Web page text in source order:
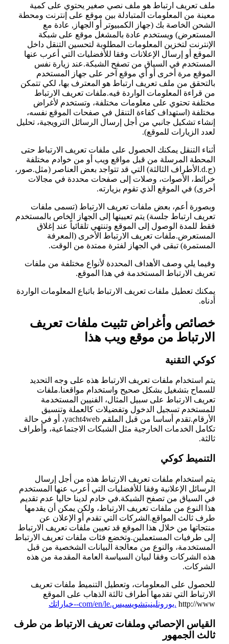
ملف تعريف ارتباط هو ملف نصي صغير يحتوي على كمية
معينة من المعلومات المتبادلة بين موقع على إنترنت ومحطة
الشحن الخاصة بك (جهاز الكمبيوتر أو الجهاز, عادة مع
المستعرض) ويستخدم عادة بالمشغل موقع على شبكة
الإنترنت لتخزين المعلومات المطلوبة لتحسين التنقل داخل
الموقع أو إرسال الإعلانات وفقا للأفضليات التي أعرب عنها
المستخدم في السياق من تصفح الشبكة.عند زيارة نفس
الموقع مرة أخرى أو أي موقع آخر على جهاز المستخدم
بالتحقق من ملف تعريف ارتباط هو المعترف بها، لكي تتمكن
من قراءة المعلومات الواردة فيه.ملفات تعريف الارتباط
مختلفة تحتوي على معلومات مختلفة، وتستخدم لأغراض
مختلفة (استهداف كفاءة التنقل في صفحات الموقع نفسه،
إنشاء تشكيل جانبي من أجل إرسال الرسائل الترويجية، تحليل
لعدد الزيارات للموقع).
أثناء التنقل يمكنك الحصول على ملفات تعريف الارتباط حتى
المحطة المرسلة من قبل مواقع ويب أو من خوادم مختلفة
(ج.d.الأطراف الثالثة) التي قد تتواجد بعض العناصر (مثل.صور،
خرائط، الأصوات، وصلات إلى صفحات محددة في مجالات
أخرى) في الموقع الذي تقوم بزيارته.
وبصورة أعم، بعض ملفات تعريف الارتباط (تسمى ملفات
تعريف ارتباط جلسة) يتم تعيينها إلى الجهاز الخاص بالمستخدم
فقط للمدة الوصول إلى الموقع وتنتهي تلقائياً عند إغلاق
المستعرض.ملفات تعريف الارتباط الأخرى (المعرفة
المستمرة) تبقى في الجهاز لفترة ممتدة من الوقت.
وفيما يلي وصف الأهداف المحددة لأنواع مختلفة من ملفات
تعريف الارتباط المستخدمة في هذا الموقع.
يمكنك تعطيل ملفات تعريف الارتباط باتباع المعلومات الواردة
أدناه.
خصائص وأغراض تثبيت ملفات تعريف
الارتباط من موقع ويب هذا
كوكي التقنية
يتم استخدام ملفات تعريف الارتباط هذه على وجه التحديد
للسماح بتشغيل بشكل صحيح واستخدام مواقعنا.ملفات
تعريف الارتباط على سبيل المثال، الفنيين المستخدمة
للمستخدم تسجيل الدخول وتفضيلات كالعملة وتنسيق
الأرقام.تقدم أساسا من قبل الملقم yacht4web، أو في حالة
تكامل الخدمات الخارجية مثل الشبكات الاجتماعية، وأطراف
ثالثة.
التنميط كوكي
يتم استخدام ملفات تعريف الارتباط هذه من أجل إرسال
الرسائل الإعلانية وفقا للأفضليات التي أعرب عنها المستخدم
في السياق من تصفح الشبكة.في خادم لدينا حاليا عدم تقديم
هذا النوع من ملفات تعريف الارتباط، ولكن يمكن أن يقدمها
طرف ثالث المواقع.الشركات التي تقدم أو الإعلان عن
منتجاتها من خلال هذا الموقع قد تعيين ملفات تعريف الارتباط
إلى طرفيات المستعملين.وتخضع فئات ملفات تعريف الارتباط
المستخدمة، والنوع من معالجة البيانات الشخصية من قبل
هذه الشركات وفقا لبيان السياسة العامة المقدمة من هذه
الشركات.
للحصول على المعلومات، وتعطيل التنميط ملفات تعريف
الارتباط التي تقدمها أطراف ثالثة الذهاب على الموقع
http://www .يورونلينيتشويسيس.com/en/le--خياراتك
القياس الإحصائي وملفات تعريف الارتباط من طرف
ثالث الجمهور